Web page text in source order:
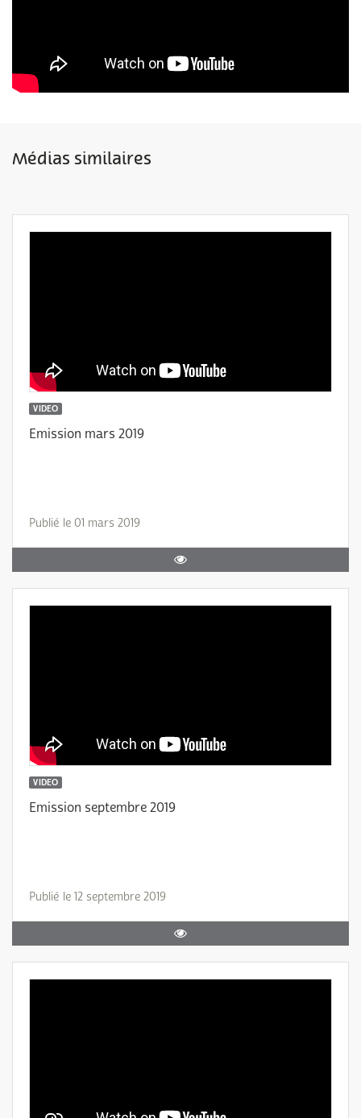
Médias similaires
VIDEO
Emission mars 2019
Publié le 01 mars 2019
VIDEO
Emission septembre 2019
Publié le 12 septembre 2019